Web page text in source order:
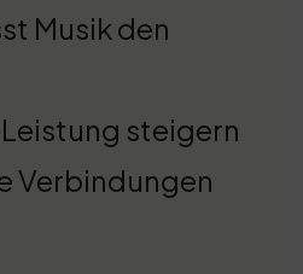
Musik den
steigern
Verbindungen